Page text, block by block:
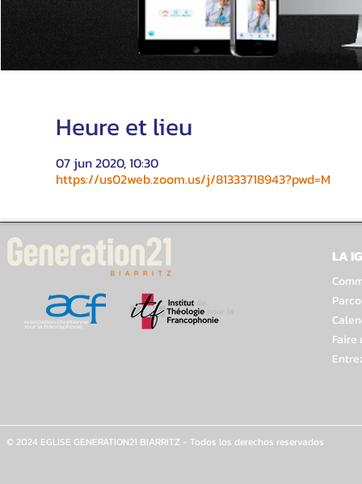
Heure et lieu
07 jun 2020, 10:30
https://us02web.zoom.us/j/81333718943?pwd=M
LA
Faire
© 2024 EGLISE GENERATION21 BIARRITZ - Todos los derechos reservados